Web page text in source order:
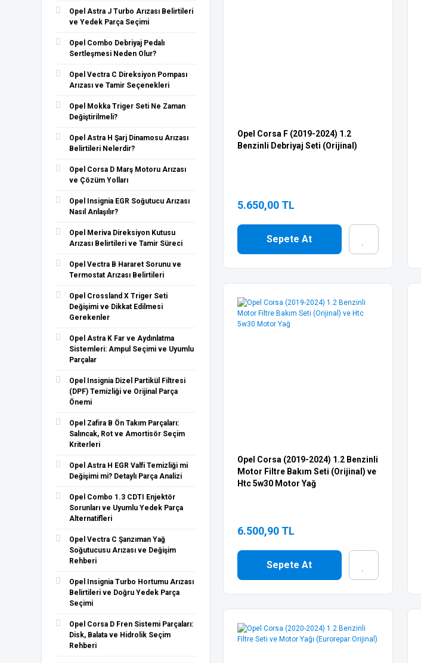
SNR (2)
ÜÇEL (2)
AYD (1)
BREMBO (1)
Citroen Orijinal Mopar (1)
FİLTRON (1)
GARRET (1)
HELLA (1)
LPR (1)
METELLİ (1)
MITSUBISHI (1)
ORJİN (1)
PURFLUX (1)
SACHS (1)
SARDES (1)
SKT (1)
ZEGEN (1)
Opel Astra J Turbo Arızası Belirtileri
ve Yedek Parça Seçimi
Opel Combo Debriyaj Pedalı
Sertleşmesi Neden Olur?
Opel Vectra C Direksiyon Pompası
Arızası ve Tamir Seçenekleri
Opel Mokka Triger Seti Ne Zaman
Değiştirilmeli?
Opel Astra H Şarj Dinamosu Arızası
Belirtileri Nelerdir?
Opel Corsa D Marş Motoru Arızası
ve Çözüm Yolları
Opel Insignia EGR Soğutucu Arızası
Nasıl Anlaşılır?
Opel Meriva Direksiyon Kutusu
Arızası Belirtileri ve Tamir Süreci
Opel Vectra B Hararet Sorunu ve
Termostat Arızası Belirtileri
Opel Crossland X Triger Seti
Değişimi ve Dikkat Edilmesi
Gerekenler
Opel Astra K Far ve Aydınlatma
Sistemleri: Ampul Seçimi ve Uyumlu
Parçalar
Opel Insignia Dizel Partikül Filtresi
(DPF) Temizliği ve Orijinal Parça
Önemi
Opel Zafira B Ön Takım Parçaları:
Salıncak, Rot ve Amortisör Seçim
Kriterleri
Opel Astra H EGR Valfi Temizliği mi
Değişimi mi? Detaylı Parça Analizi
Opel Combo 1.3 CDTI Enjektör
Sorunları ve Uyumlu Yedek Parça
Alternatifleri
Opel Vectra C Şanzıman Yağ
Soğutucusu Arızası ve Değişim
Rehberi
Opel Insignia Turbo Hortumu Arızası
Belirtileri ve Doğru Yedek Parça
Seçimi
Opel Corsa D Fren Sistemi Parçaları:
Disk, Balata ve Hidrolik Seçim
Rehberi
Opel Corsa F (2019-2024) 1.2
Benzinli Debriyaj Seti (Orijinal)
5.650,00 TL
Sepete At
Opel Corsa (2019-2024) 1.2 Benzinli
Motor Filtre Bakım Seti (Orijinal) ve
Htc 5w30 Motor Yağ
6.500,90 TL
Sepete At